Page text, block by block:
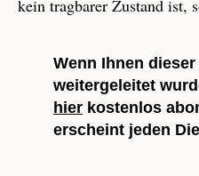
kein tragbarer Zustand ist,
Wenn Ihnen
weitergeleitet
hier kostenlos
erscheint jeden